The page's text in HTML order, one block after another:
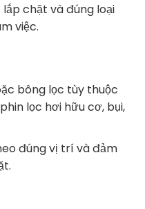
chặt và đúng loại
việc.
bông lọc tùy thuộc
lọc hơi hữu cơ, bụi,
đúng vị trí và đảm